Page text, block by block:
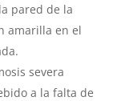
pared de la
amarilla en el
severa
a la falta de